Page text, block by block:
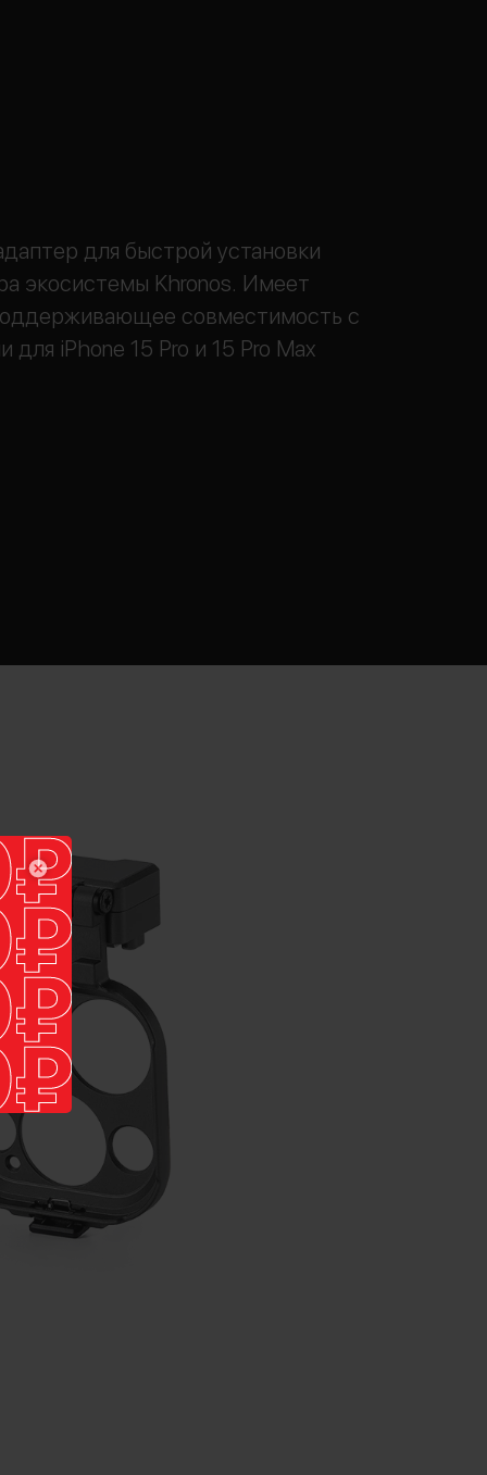
для быстрой установки
экосистемы Khronos. Имеет
совместимость с
для iPhone 15 Pro и 15 Pro Max